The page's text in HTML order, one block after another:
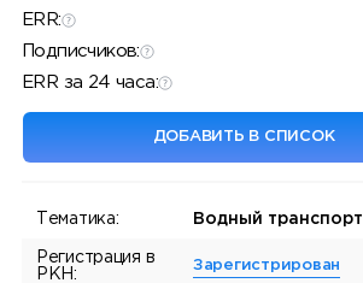
ERR:
Подписчиков:
ERR за 24 часа:
ДОБАВИТЬ В СПИСОК
Тематика: Водный транспорт
Регистрация в
РКН:
Зарегистрирован